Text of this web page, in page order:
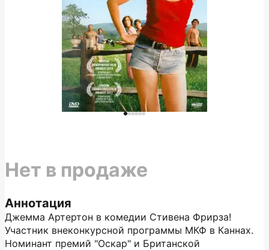
Аннотация
Джемма Артертон в комедии Стивена Фрирза!
Участник внеконкурсной программы МКФ в Каннах.
Номинант премий "Оскар" и Британской
Нет в продаже